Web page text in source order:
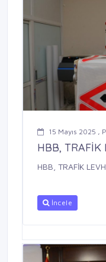
15 Mayıs 2025 ,
HBB, TRAFİK
HBB, TRAFİK
İncele